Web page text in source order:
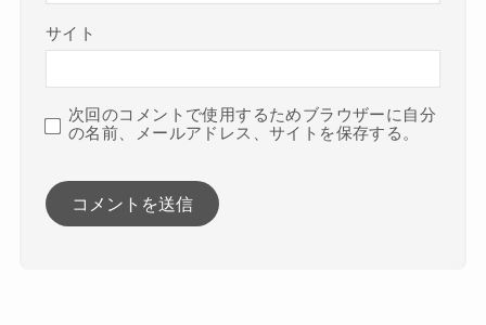
サイト
次回のコメントで使用するためブラウザーに自分
の名前、メールアドレス、サイトを保存する。